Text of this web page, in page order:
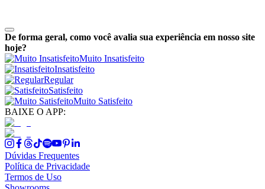
De forma geral, como você avalia sua experiência em nosso site
hoje?
Muito Insatisfeito
Insatisfeito
Regular
Satisfeito
Muito Satisfeito
BAIXE O APP:
Dúvidas Frequentes
Política de Privacidade
Termos de Uso